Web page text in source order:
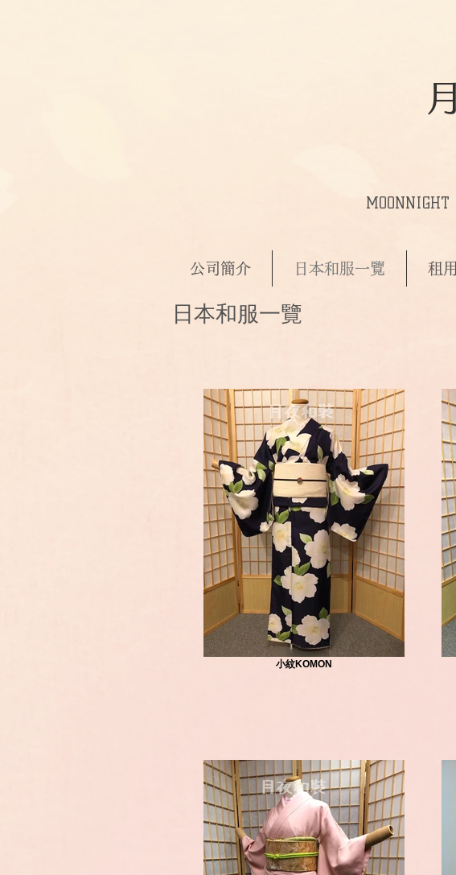
日本和服一覽
小紋KOMON
公司簡介 日本和服一覽 租